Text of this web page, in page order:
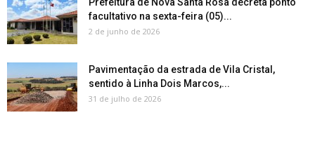
facultativo na sexta-feira (05)...
2 de junho de 2026
Pavimentação da estrada de Vila Cristal,
sentido à Linha Dois Marcos,...
31 de julho de 2026